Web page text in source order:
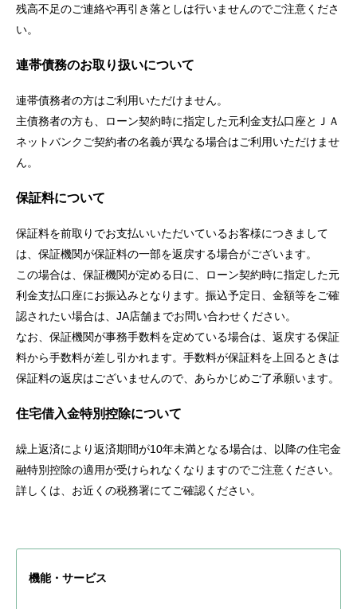
残高不足のご連絡や再引き落としは行いませんのでご注意くださ
い。
連帯債務のお取り扱いについて
連帯債務者の方はご利用いただけません。
主債務者の方も、ローン契約時に指定した元利金支払口座とＪＡ
ネットバンクご契約者の名義が異なる場合はご利用いただけませ
ん。
保証料について
保証料を前取りでお支払いいただいているお客様につきまして
は、保証機関が保証料の一部を返戻する場合がございます。
この場合は、保証機関が定める日に、ローン契約時に指定した元
利金支払口座にお振込みとなります。振込予定日、金額等をご確
認されたい場合は、JA店舗までお問い合わせください。
なお、保証機関が事務手数料を定めている場合は、返戻する保証
料から手数料が差し引かれます。手数料が保証料を上回るときは
保証料の返戻はございませんので、あらかじめご了承願います。
住宅借入金特別控除について
繰上返済により返済期間が10年未満となる場合は、以降の住宅金
融特別控除の適用が受けられなくなりますのでご注意ください。
詳しくは、お近くの税務署にてご確認ください。
機能・サービス